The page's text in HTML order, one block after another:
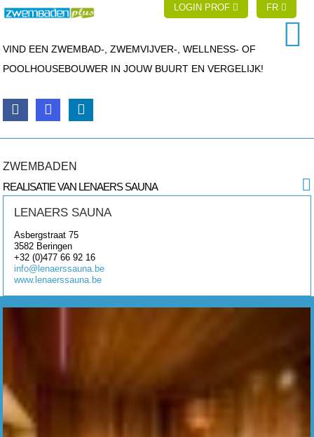
LOGIN PROF FR
VIND EEN ZWEMBAD-, ZWEMVIJVER-, WELLNESS- OF
POOLHOUSEBOUWER IN JOUW BUURT EN VERGELIJK!
ZWEMBADEN
REALISATIE VAN LENAERS SAUNA
LENAERS SAUNA
Asbergstraat 75
3582 Beringen
+32 (0)477 66 92 16
info@lenaerssauna.be
www.lenaerssauna.be